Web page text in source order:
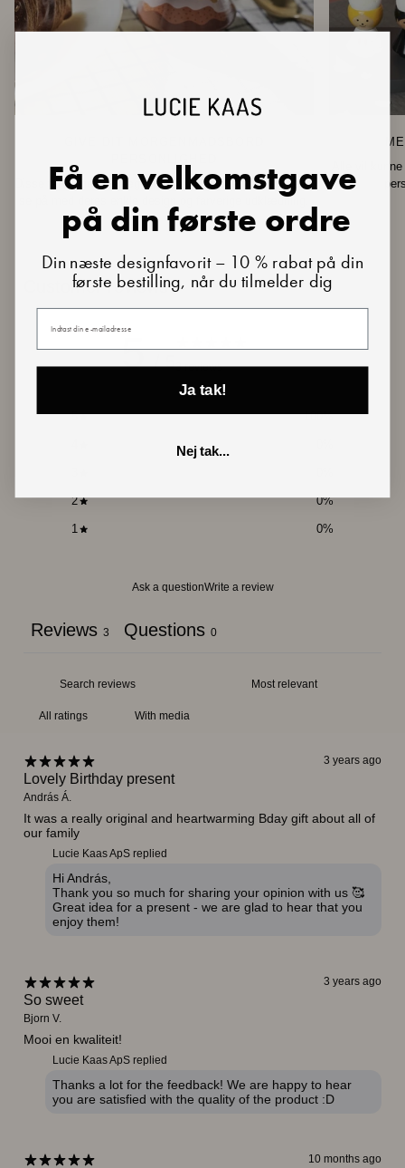
Disse farverige små æggebægre i træ er en fornøjelse at
se på med deres enkle design og farverige udklædning.
Alle vil
Customer reviews
5 / 53 reviews
5 100%
2 0%
1 0%
Ask a questionWrite a review
Reviews 3 Questions 0
With media
3 years ago
Lovely Birthday present
András Á.
It was a really original and heartwarming Bday gift about all of
our family
Lucie Kaas ApS replied
Hi András,
Thank you so much for sharing your opinion with us 🥰
Great idea for a present - we are glad to hear that you
enjoy them!
3 years ago
So sweet
Bjorn V.
Mooi en kwaliteit!
Lucie Kaas ApS replied
Thanks a lot for the feedback! We are happy to hear
you are satisfied with the quality of the product :D
10 months ago
Få en velkomstgave
på din første ordre
Din næste designfavorit – 10 % rabat på din
første bestilling, når du tilmelder dig
Din e-mail
Ja tak!
Nej tak...